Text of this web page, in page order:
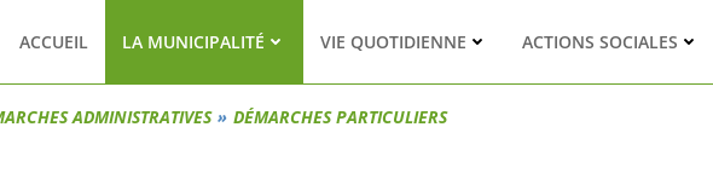
ACCUEIL LA MUNICIPALITÉ VIE QUOTIDIENNE ACTIONS SOCIALES
ADMINISTRATIVES DÉMARCHES PARTICULIERS